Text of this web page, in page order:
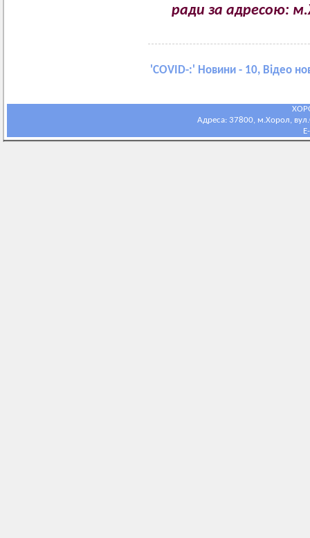
ради за адресою:
'COVID-:' Новини - 10, Відео
Адреса: 37800, м.Хорол,